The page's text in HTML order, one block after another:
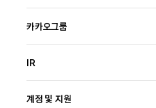
카카오그룹
IR
계정 및 지원